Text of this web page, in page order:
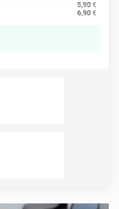
5,90€
6,90€